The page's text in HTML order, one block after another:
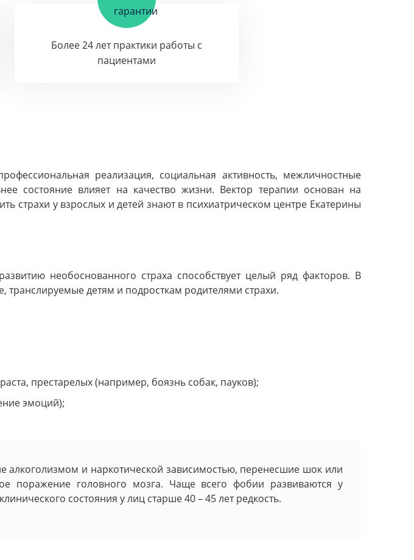
Более 24 лет практики работы с
пациентами
реализация, социальная активность, межличностные
состояние влияет на качество жизни. Вектор терапии основан на
страхи у взрослых и детей знают в психиатрическом центре Екатерины
необоснованного страха способствует целый ряд факторов. В
детям и подросткам родителями страхи.
престарелых (например, боязнь собак, пауков);
эмоций);
алкоголизмом и наркотической зависимостью, перенесшие шок или
поражение головного мозга. Чаще всего фобии развиваются у
состояния у лиц старше 40 – 45 лет редкость.